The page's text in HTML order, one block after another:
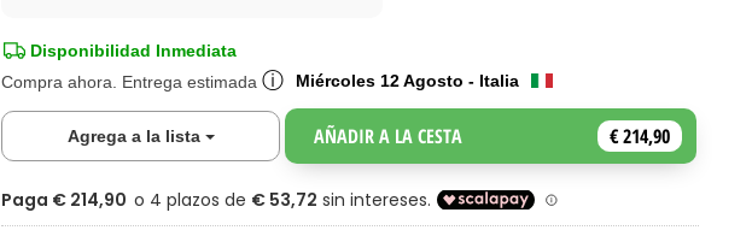
Disponibilidad Inmediata
Compra ahora. Entrega estimada ⓘ Miércoles 12 Agosto - Italia
Agrega a la lista Toggle DropdownAÑADIR A LA CESTA € 214,90
Paga € 214,90